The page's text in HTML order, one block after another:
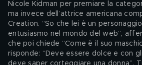
Nicole Kidman per premiare la
ma invece dell’attrice americana
Creation. “So che lei è un
entusiasmo nel mondo del web”,
che poi chiede “Come è il suo
risponde: “Deve essere dolce e con
deve saper corteggiare una donna”.